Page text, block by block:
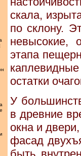
скала,
по склону.
невысокие,
этапа
остатки
У
в древние
окна и
фасад